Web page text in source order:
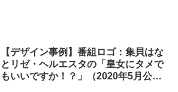
【デザイン事例】番組ロゴ：集貝はな
とリゼ・ヘルエスタの「皇女にタメで
もいいですか！？」（2020年5月公